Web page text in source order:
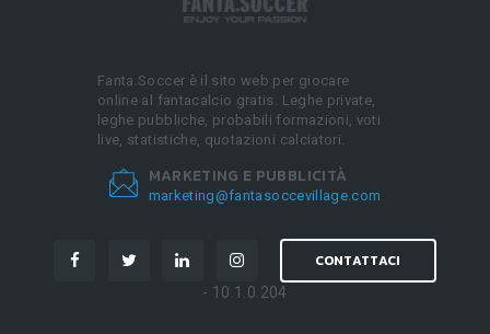
Fanta.Soccer è il sito web per giocare
online al fantacalcio gratis. Leghe private,
leghe pubbliche, probabili formazioni, voti
live, statistiche, quotazioni calciatori.
MARKETING E PUBBLICITÀ
marketing@fantasoccevillage.com
CONTATTACI
- 10.1.0.204